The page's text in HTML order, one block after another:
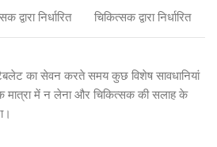
द्वारा निर्धारित चिकित्सक द्वारा निर्धारित
का सेवन करते समय कुछ विशेष सावधानियां
मात्रा में न लेना और चिकित्सक की सलाह के